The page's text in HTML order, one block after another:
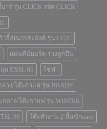
บาร์ รุ่น CLICK รหัส CLICK
าอี้อเนกประสงค์ รุ่น CC/C
แผ่นคีย์บอร์ด-รางลูกปืน
ม EXSL 60 โซฟา
ลาง/โต๊ะกาแฟ รุ่น BRADY
กลาง/โต๊ะกาแฟ รุ่น WINTER
80 โต๊ะทำงาน-2-ลิ้นชักmny